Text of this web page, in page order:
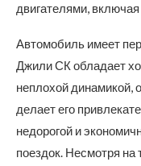
двигателями,
Автомобиль имеет
Джили СК обладает
неплохой динамикой,
делает его
недорогой и
поездок. Несмотря на